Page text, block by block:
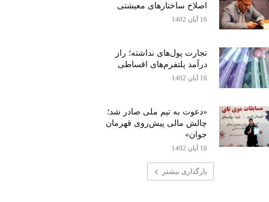
اصلاح ساختارهای معیشتی
16 آبان 1402
تجارت پول‌های نداشته؛ راز
درآمد پلتفرم‌های اقساطی
16 آبان 1402
«دعوت به تیم ملی صادر شد؛
چالش مالی پیش‌روی قهرمان
جوان»
16 آبان 1402
بارگذاری بیشتر